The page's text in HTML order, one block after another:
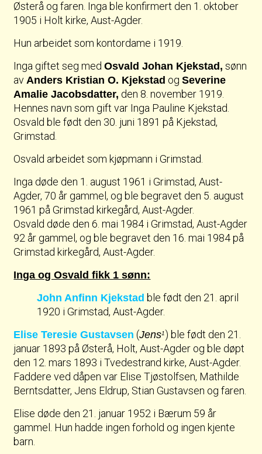
Østerå og faren. Inga ble konfirmert den 1. oktober
1905 i Holt kirke, Aust-Agder.
Hun arbeidet som kontordame i 1919.
Inga giftet seg medOsvald Johan Kjekstad, sønn
av Anders Kristian O. Kjekstad ogSeverine
Amalie Jacobsdatter, den 8. november 1919.
Hennes navn som gift var Inga Pauline Kjekstad.
Osvald ble født den 30. juni 1891 på Kjekstad,
Grimstad.
Osvald arbeidet som kjøpmann i Grimstad.
Inga døde den 1. august 1961 i Grimstad, Aust-
Agder, 70 år gammel, og ble begravet den 5. august
1961 på Grimstad kirkegård, Aust-Agder.
Osvald døde den 6. mai 1984 i Grimstad, Aust-Agder
92 år gammel, og ble begravet den 16. mai 1984 på
Grimstad kirkegård, Aust-Agder.
Inga og Osvald fikk 1 sønn:
John Anfinn Kjekstad ble født den 21. april
1920 i Grimstad, Aust-Agder.
Elise Teresie Gustavsen (Jens1) ble født den 21.
januar 1893 på Østerå, Holt, Aust-Agder og ble døpt
den 12. mars 1893 i Tvedestrand kirke, Aust-Agder.
Faddere ved dåpen var Elise Tjøstolfsen, Mathilde
Berntsdatter, Jens Eldrup, Stian Gustavsen og faren.
Elise døde den 21. januar 1952 i Bærum 59 år
gammel. Hun hadde ingen forhold og ingen kjente
barn.